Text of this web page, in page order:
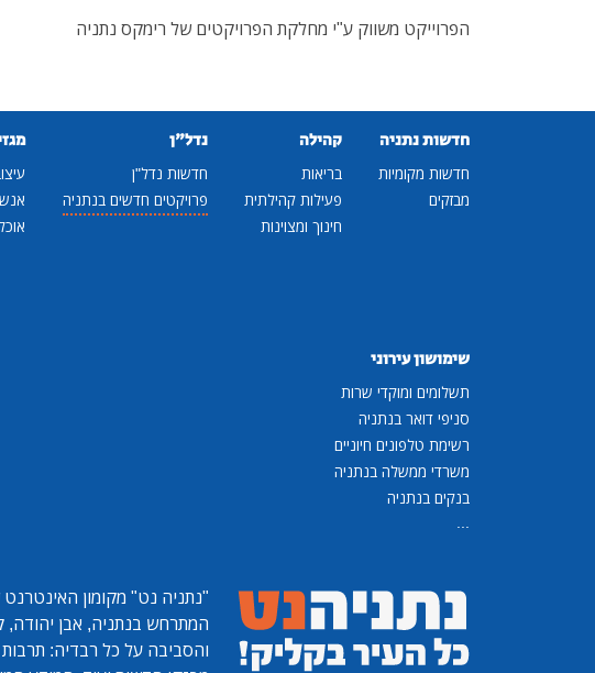
הפרוייקט משווק ע"י מחלקת הפרויקטים של רימקס נתניה
חדשות נתניה
חדשות מקומיות
מבזקים
קהילה
בריאות
פעילות קהילתית
חינוך ומצוינות
נדל"ן
חדשות נדל"ן
פרויקטים חדשים בנתניה
שימושון עירוני
תשלומים ומוקדי שרות
סניפי דואר בנתניה
רשימת טלפונים חיוניים
משרדי ממשלה בנתניה
בנקים בנתניה
"נתניה נט" מקומון
המתרחש בנתניה, אבן יהודה,
והסביבה על כל רבדיה: תרבות